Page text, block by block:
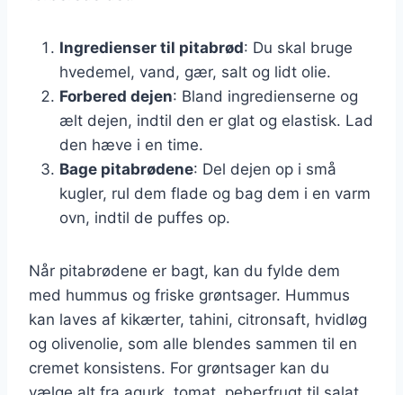
Ingredienser til pitabrød: Du skal bruge
hvedemel, vand, gær, salt og lidt olie.
Forbered dejen: Bland ingredienserne og
ælt dejen, indtil den er glat og elastisk. Lad
den hæve i en time.
Bage pitabrødene: Del dejen op i små
kugler, rul dem flade og bag dem i en varm
ovn, indtil de puffes op.
Når pitabrødene er bagt, kan du fylde dem
med hummus og friske grøntsager. Hummus
kan laves af kikærter, tahini, citronsaft, hvidløg
og olivenolie, som alle blendes sammen til en
cremet konsistens. For grøntsager kan du